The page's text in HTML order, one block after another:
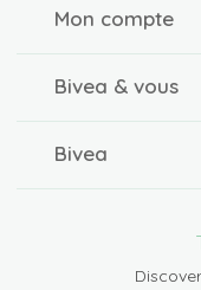
Mon compte
Bivea & vous
Bivea